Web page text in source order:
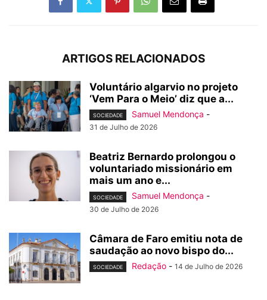
ARTIGOS RELACIONADOS
Voluntário algarvio no projeto
‘Vem Para o Meio’ diz que a...
SOCIEDADE Samuel Mendonça -
31 de Julho de 2026
Beatriz Bernardo prolongou o
voluntariado missionário em
mais um ano e...
SOCIEDADE Samuel Mendonça -
30 de Julho de 2026
Câmara de Faro emitiu nota de
saudação ao novo bispo do...
SOCIEDADE Redação - 14 de Julho de 2026